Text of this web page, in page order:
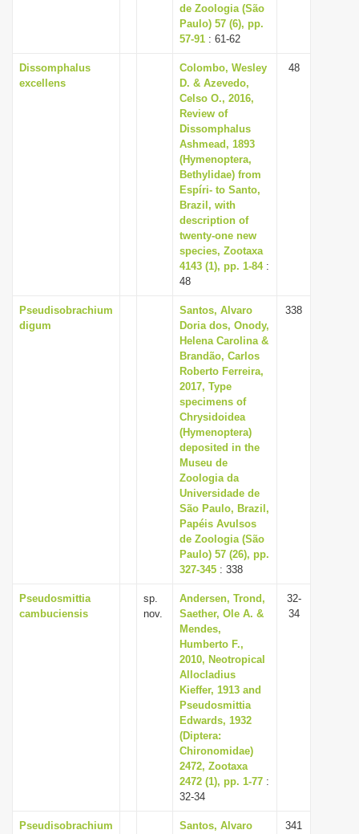
de Zoologia (São
Paulo) 57 (6), pp.
57-91 : 61-62
Dissomphalus
excellens
Colombo, Wesley
D. & Azevedo,
Celso O., 2016,
Review of
Dissomphalus
Ashmead, 1893
(Hymenoptera,
Bethylidae) from
Espíri- to Santo,
Brazil, with
description of
twenty-one new
species, Zootaxa
4143 (1), pp. 1-84:
48
48
Pseudisobrachium
digum
Santos, Alvaro
Doria dos, Onody,
Helena Carolina &
Brandão, Carlos
Roberto Ferreira,
2017, Type
specimens of
Chrysidoidea
(Hymenoptera)
deposited in the
Museu de
Zoologia da
Universidade de
São Paulo, Brazil,
Papéis Avulsos
de Zoologia (São
Paulo) 57 (26), pp.
327-345 : 338
338
Pseudosmittia
cambuciensis
sp.
nov.
Andersen, Trond,
Saether, Ole A. &
Mendes,
Humberto F.,
2010, Neotropical
Allocladius
Kieffer, 1913 and
Pseudosmittia
Edwards, 1932
(Diptera:
Chironomidae)
2472, Zootaxa
2472 (1), pp. 1-77 :
32-34
32-
34
Pseudisobrachium
Santos, Alvaro
341